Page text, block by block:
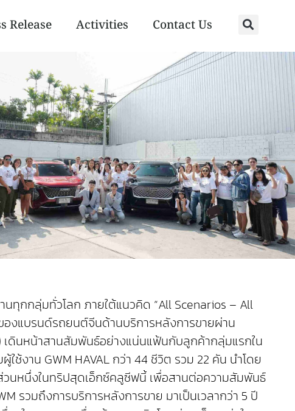
Release Activities Contact Us
กกลุ่มทั่วโลก ภายใต้แนวคิด “All Scenarios – All
องแบรนด์รถยนต์จีนด้านบริการหลังการขายผ่าน
ดินหน้าสานสัมพันธ์อย่างแน่นแฟ้นกับลูกค้ากลุ่มแรกใน
ช้งาน GWM HAVAL กว่า 44 ชีวิต รวม 22 คัน นำโดย
ส่วนหนึ่งในทริปสุดเอ็กซ์คลูซีฟนี้ เพื่อสานต่อความสัมพันธ์
รวมถึงการบริการหลังการขาย มาเป็นเวลากว่า 5 ปี